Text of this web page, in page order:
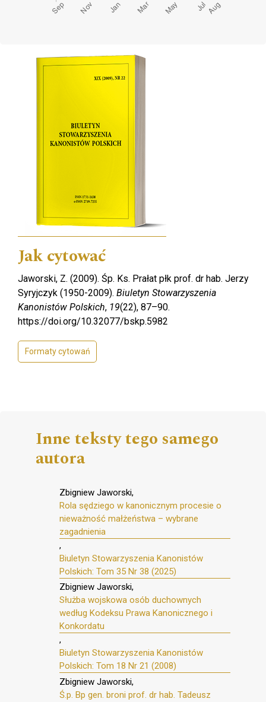
Cover image
Jak cytować
Jaworski, Z. (2009). Śp. Ks. Prałat płk prof. dr hab. Jerzy
Syryjczyk (1950-2009). Biuletyn Stowarzyszenia
Kanonistów Polskich, 19(22), 87–90.
https://doi.org/10.32077/bskp.5982
Formaty cytowań
Inne teksty tego samego
autora
Zbigniew Jaworski,
Rola sędziego w kanonicznym procesie o
nieważność małżeństwa – wybrane
zagadnienia
,
Biuletyn Stowarzyszenia Kanonistów
Polskich: Tom 35 Nr 38 (2025)
Zbigniew Jaworski,
Służba wojskowa osób duchownych
według Kodeksu Prawa Kanonicznego i
Konkordatu
,
Biuletyn Stowarzyszenia Kanonistów
Polskich: Tom 18 Nr 21 (2008)
Zbigniew Jaworski,
Ś.p. Bp gen. broni prof. dr hab. Tadeusz